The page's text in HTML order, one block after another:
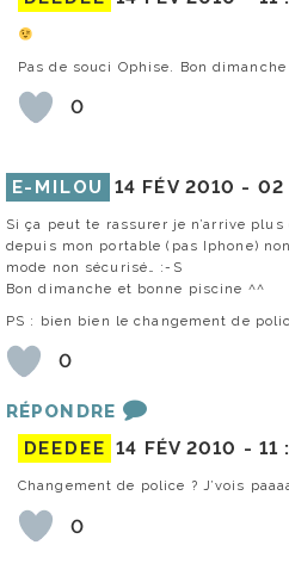
Pas de souci Ophise. Bon dimanche
0
E-MILOU 14 FÉV 2010 - 02
Si ça peut te rassurer je n’arrive
depuis mon portable (pas Iphone)
mode non sécurisé… :-S
Bon dimanche et bonne piscine ^^
PS : bien bien le changement de
0
RÉPONDRE
DEEDEE 14 FÉV 2010 - 11
Changement de police ? J’vois
0